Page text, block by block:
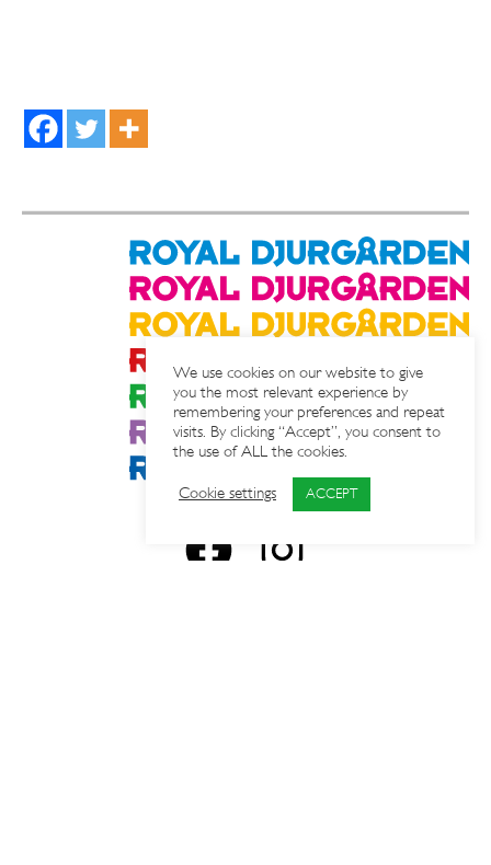
We use cookies on our website to give
you the most relevant experience by
remembering your preferences and repeat
visits. By clicking “Accept”, you consent to
the use of ALL the cookies.
Cookie settings ACCEPT